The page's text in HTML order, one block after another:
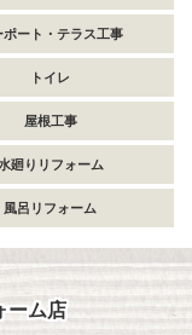
ポート・テラス工事
トイレ
屋根工事
廻りリフォーム
風呂リフォーム
ーム店